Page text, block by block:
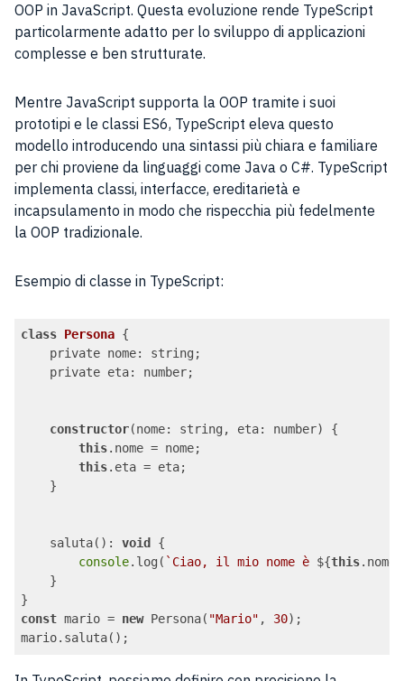
OOP in JavaScript. Questa evoluzione rende TypeScript
particolarmente adatto per lo sviluppo di applicazioni
complesse e ben strutturate.
Mentre JavaScript supporta la OOP tramite i suoi
prototipi e le classi ES6, TypeScript eleva questo
modello introducendo una sintassi più chiara e familiare
per chi proviene da linguaggi come Java o C#. TypeScript
implementa classi, interfacce, ereditarietà e
incapsulamento in modo che rispecchia più fedelmente
la OOP tradizionale.
Esempio di classe in TypeScript:
class Persona {
    private nome: string;
    private eta: number;
constructor(nome: string, eta: number) {
this.nome = nome;
this.eta = eta;
    }
    saluta():
void
{
console.log( `Ciao, il mio nome è ${this.nome}
    }
const mario = new Persona( "Mario" , 30);